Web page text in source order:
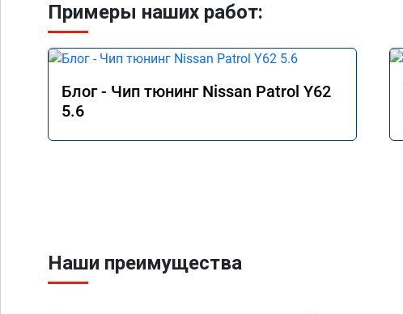
Примеры наших работ:
Блог - Чип тюнинг Nissan Patrol Y62
5.6
Наши преимущества